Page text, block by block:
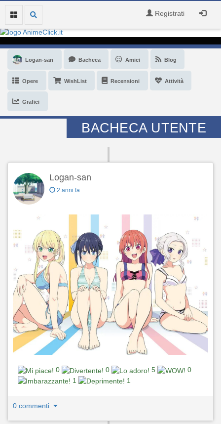
Registrati
Logan-san Bacheca Amici Blog
Opere WishList Recensioni Attività
Grafici
BACHECA UTENTE
Logan-san
2 anni fa
0 0 5
0
1
1
0 commenti